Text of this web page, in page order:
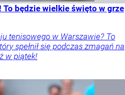
To będzie wielkie święto w grze
tenisowego w Warszawie? To
spełnił się podczas zmagań na
w piątek!